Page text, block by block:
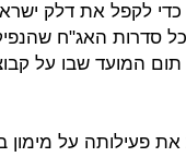
לקפל את דלק
האג"ח
תום המועד שבו על
פעילותה על מימון